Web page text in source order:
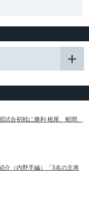
合初戦に勝利 根尾、蛭間、
介（内野手編）「3名の主将